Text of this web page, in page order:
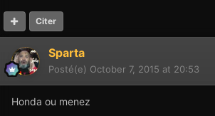
Citer
Sparta
Posté(e) October 7, 2015 at 20:53
Honda ou menez